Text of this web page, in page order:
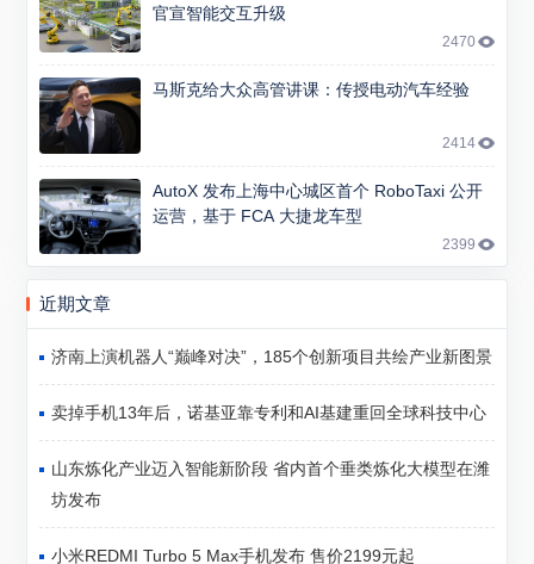
官宣智能交互升级
2470
马斯克给大众高管讲课：传授电动汽车经验
2414
AutoX 发布上海中心城区首个 RoboTaxi 公开
运营，基于 FCA 大捷龙车型
2399
近期文章
济南上演机器人“巅峰对决”，185个创新项目共绘产业新图景
卖掉手机13年后，诺基亚靠专利和AI基建重回全球科技中心
山东炼化产业迈入智能新阶段 省内首个垂类炼化大模型在潍
坊发布
小米REDMI Turbo 5 Max手机发布 售价2199元起